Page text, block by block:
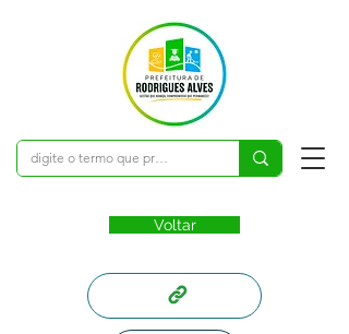
Voltar